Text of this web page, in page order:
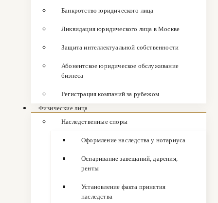
Банкротство юридического лица
Ликвидация юридического лица в Москве
Защита интеллектуальной собственности
Абонентское юридическое обслуживание
бизнеса
Регистрация компаний за рубежом
Физические лица
Наследственные споры
Оформление наследства у нотариуса
Оспаривание завещаний, дарения,
ренты
Установление факта принятия
наследства